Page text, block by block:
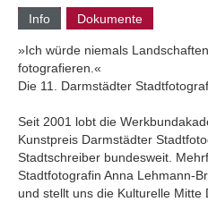
Info Dokumente
»Ich würde niemals
fotografieren.«
Die 11. Darmstädter
Seit 2001 lobt die
Kunstpreis Darmstädter
Stadtschreiber bundesweit.
Stadtfotografin Anna Lehmann-
und stellt uns die Kulturelle Mitte